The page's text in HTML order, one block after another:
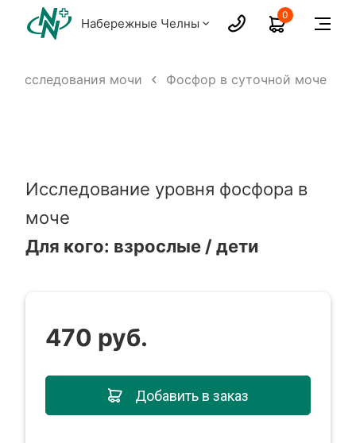
Набережные Челны
0
Исследования мочи Фосфор в суточной моче
Исследование уровня фосфора в
моче
Для кого: взрослые / дети
470 руб.
Добавить в заказ